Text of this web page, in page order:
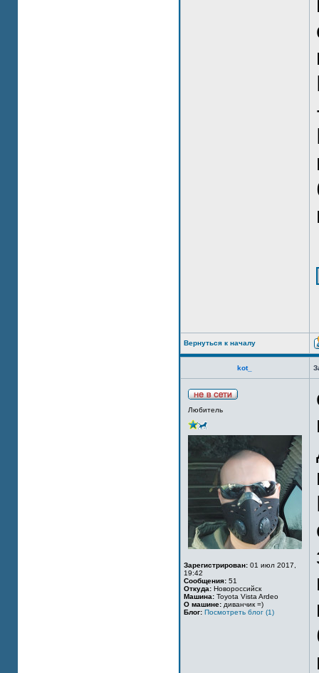
Вернуться к началу
kot_
Любитель
Зарегистрирован: 01 июл 2017,
19:42
Сообщения: 51
Откуда: Новороссийск
Машина: Toyota Vista Ardeo
О машине: диванчик =)
Блог: Посмотреть блог (1)